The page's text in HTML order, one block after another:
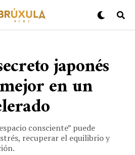
japonés
en un
consciente” puede
recuperar el equilibrio y